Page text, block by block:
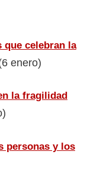
que celebran la
enero)
la fragilidad
personas y los